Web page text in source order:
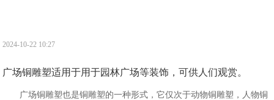
2024-10-22 10:27
广场铜雕塑适用于用于园林广场等装饰，可供人们观赏。
广场铜雕塑也是铜雕塑的一种形式，它仅次于动物铜雕塑，人物铜